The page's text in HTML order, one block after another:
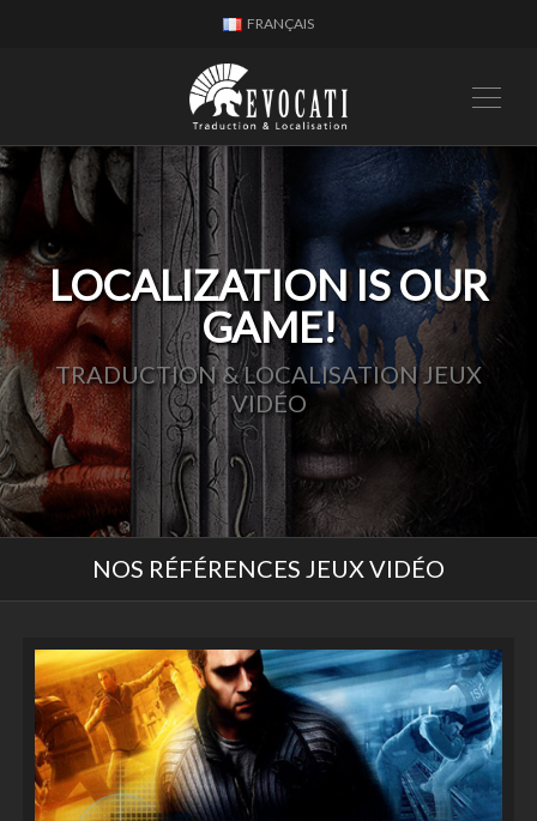
FRANÇAIS
LOCALIZATION IS OUR
GAME!
TRADUCTION & LOCALISATION JEUX
VIDÉO
NOS RÉFÉRENCES JEUX VIDÉO